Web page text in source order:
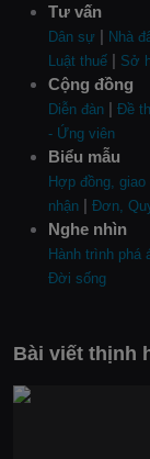
Tư vấn
Dân sự | Nhà
Luật thuế | Sở
Cộng đồng
Diễn đàn | Đề
- Ứng viên
Biểu mẫu
Hợp đồng, giao
nhận | Đơn,
Nghe nhìn
Hành trình phá
Đời sống
Bài viết thịnh